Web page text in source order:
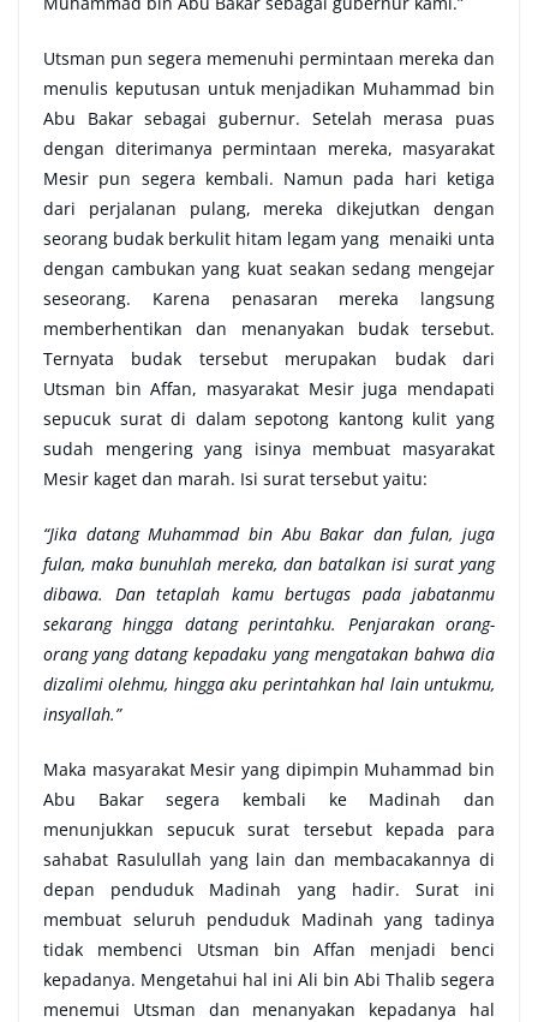
Utsman pun segera memenuhi permintaan mereka dan
menulis keputusan untuk menjadikan Muhammad bin
Abu Bakar sebagai gubernur. Setelah merasa puas
dengan diterimanya permintaan mereka, masyarakat
Mesir pun segera kembali. Namun pada hari ketiga
dari perjalanan pulang, mereka dikejutkan dengan
seorang budak berkulit hitam legam yang menaiki unta
dengan cambukan yang kuat seakan sedang mengejar
seseorang. Karena penasaran mereka langsung
memberhentikan dan menanyakan budak tersebut.
Ternyata budak tersebut merupakan budak dari
Utsman bin Affan, masyarakat Mesir juga mendapati
sepucuk surat di dalam sepotong kantong kulit yang
sudah mengering yang isinya membuat masyarakat
Mesir kaget dan marah. Isi surat tersebut yaitu:
“Jika datang Muhammad bin Abu Bakar dan fulan, juga
fulan, maka bunuhlah mereka, dan batalkan isi surat yang
dibawa. Dan tetaplah kamu bertugas pada jabatanmu
sekarang hingga datang perintahku. Penjarakan orang-
orang yang datang kepadaku yang mengatakan bahwa dia
dizalimi olehmu, hingga aku perintahkan hal lain untukmu,
insyallah.”
Maka masyarakat Mesir yang dipimpin Muhammad bin
Abu Bakar segera kembali ke Madinah dan
menunjukkan sepucuk surat tersebut kepada para
sahabat Rasulullah yang lain dan membacakannya di
depan penduduk Madinah yang hadir. Surat ini
membuat seluruh penduduk Madinah yang tadinya
tidak membenci Utsman bin Affan menjadi benci
kepadanya. Mengetahui hal ini Ali bin Abi Thalib segera
menemui Utsman dan menanyakan kepadanya hal